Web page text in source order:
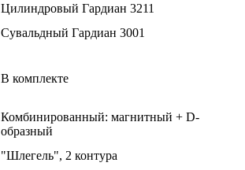
Цилиндровый Гардиан 3211
Сувальдный Гардиан 3001
В комплекте
Комбинированный: магнитный + D-
образный
"Шлегель", 2 контура